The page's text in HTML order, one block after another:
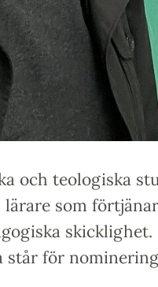
och teologiska
som
står för